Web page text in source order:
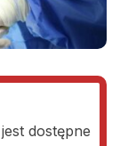
dostępne